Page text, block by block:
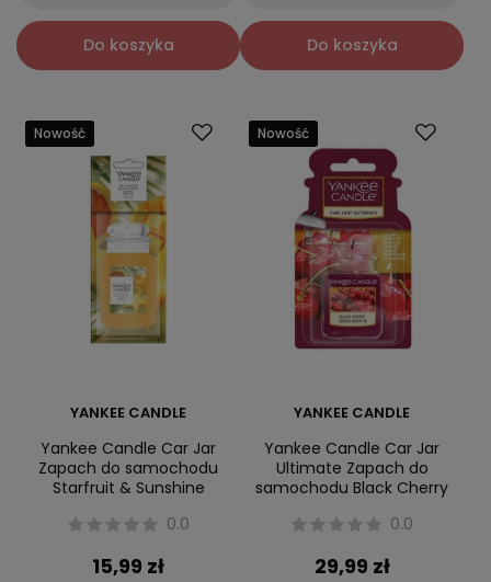
Do koszyka Do koszyka
Nowość
YANKEE CANDLE
Yankee Candle Car Jar
Zapach do samochodu
Starfruit & Sunshine
0.0
15,99 zł
Nowość
YANKEE CANDLE
Yankee Candle Car Jar
Ultimate Zapach do
samochodu Black Cherry
0.0
29,99 zł